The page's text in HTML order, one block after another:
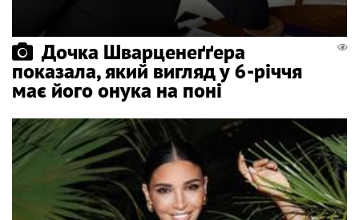
Дочка Шварценеґґера
показала, який вигляд у 6-річчя
має його онука на поні